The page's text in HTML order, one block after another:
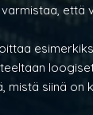
että
mistä siinä on